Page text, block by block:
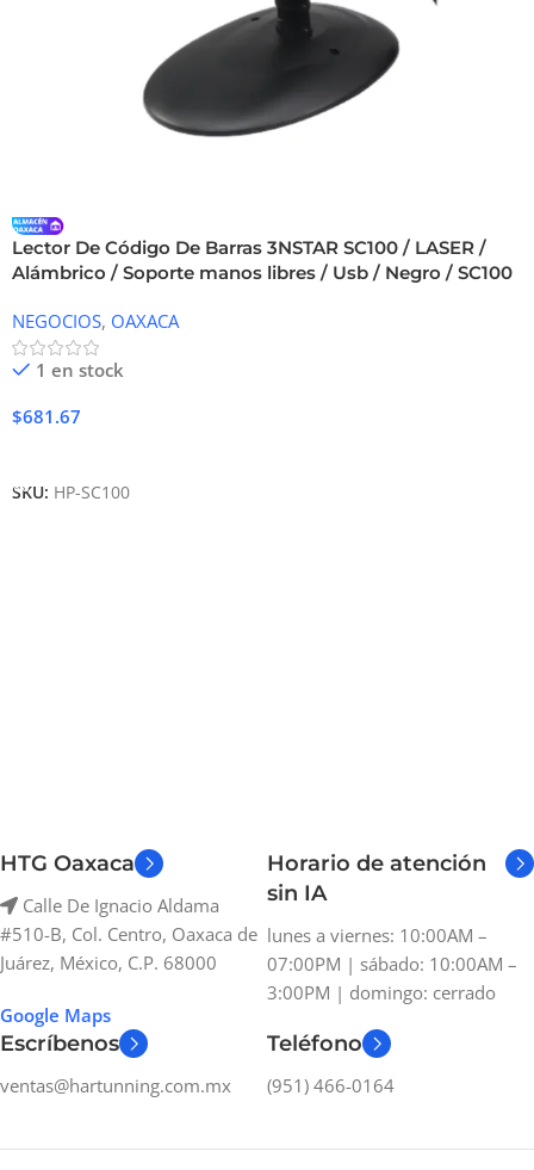
Lector De Código De Barras 3NSTAR SC100 / LASER /
Alámbrico / Soporte manos libres / Usb / Negro / SC100
NEGOCIOS, OAXACA
1 en stock
$681.67
SKU: HP-SC100
HTG Oaxaca
Calle De Ignacio Aldama
#510-B, Col. Centro, Oaxaca de
Juárez, México, C.P. 68000
Google Maps
Horario de atención
sin IA
lunes a viernes: 10:00AM –
07:00PM | sábado: 10:00AM –
3:00PM | domingo: cerrado
Escríbenos
ventas@hartunning.com.mx
Teléfono
(951) 466-0164